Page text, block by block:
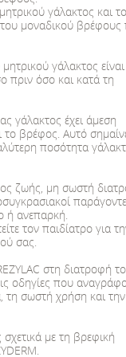
γάλακτος και το
μοναδικού
γάλακτος
πριν όσο και κατά τη
γάλακτος έχει άμεση
βρέφος. Αυτό
ποσότητα
ζωής, μη σωστή
ή ανεπαρκή.
τον παιδίατρο για
σας.
στη διατροφή
οδηγίες που
τη σωστή χρήση και την
με τη βρεφική
με ευεργετική
του παιδιού με
βάση τις
πάντα κατόπιν
τα βρέφη. Ο
είναι
γάλακτος. Η